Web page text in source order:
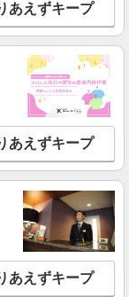
あえずキープ
あえずキープ
あえずキープ